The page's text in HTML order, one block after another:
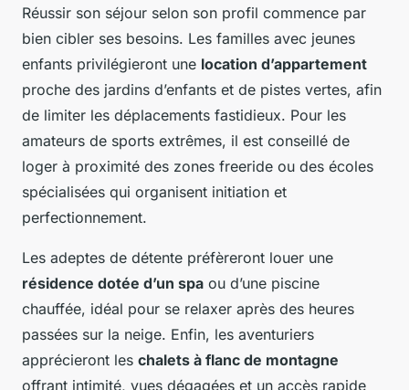
Réussir son séjour selon son profil commence par
bien cibler ses besoins. Les familles avec jeunes
enfants privilégieront une location d’appartement
proche des jardins d’enfants et de pistes vertes, afin
de limiter les déplacements fastidieux. Pour les
amateurs de sports extrêmes, il est conseillé de
loger à proximité des zones freeride ou des écoles
spécialisées qui organisent initiation et
perfectionnement.
Les adeptes de détente préfèreront louer une
résidence dotée d’un spa ou d’une piscine
chauffée, idéal pour se relaxer après des heures
passées sur la neige. Enfin, les aventuriers
apprécieront les chalets à flanc de montagne
offrant intimité, vues dégagées et un accès rapide